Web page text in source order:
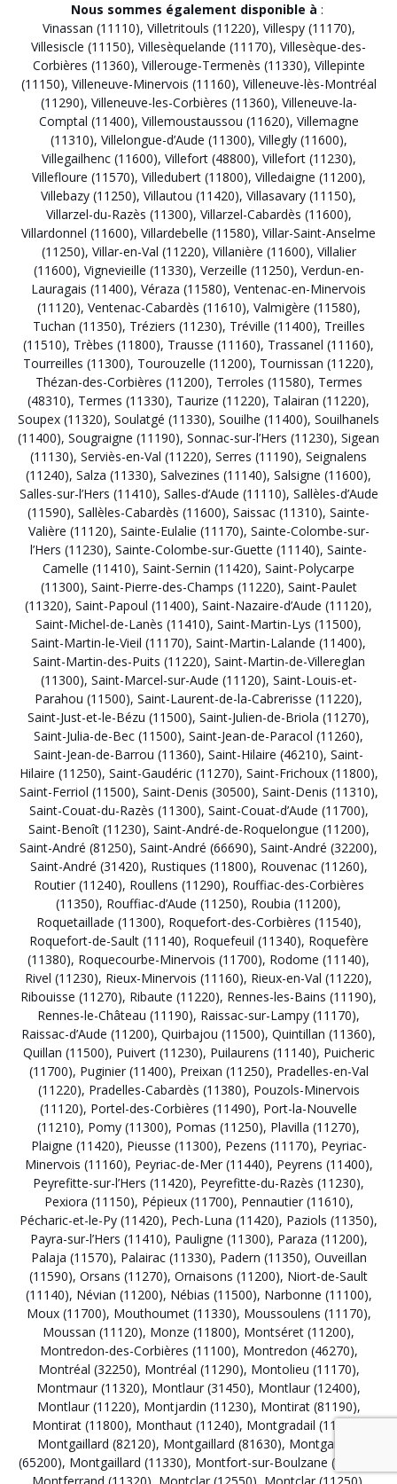
Nous sommes également disponible à :
Vinassan (11110), Villetritouls (11220), Villespy (11170),
Villesiscle (11150), Villesèquelande (11170), Villesèque-des-
Corbières (11360), Villerouge-Termenès (11330), Villepinte
(11150), Villeneuve-Minervois (11160), Villeneuve-lès-Montréal
(11290), Villeneuve-les-Corbières (11360), Villeneuve-la-
Comptal (11400), Villemoustaussou (11620), Villemagne
(11310), Villelongue-d’Aude (11300), Villegly (11600),
Villegailhenc (11600), Villefort (48800), Villefort (11230),
Villefloure (11570), Villedubert (11800), Villedaigne (11200),
Villebazy (11250), Villautou (11420), Villasavary (11150),
Villarzel-du-Razès (11300), Villarzel-Cabardès (11600),
Villardonnel (11600), Villardebelle (11580), Villar-Saint-Anselme
(11250), Villar-en-Val (11220), Villanière (11600), Villalier
(11600), Vignevieille (11330), Verzeille (11250), Verdun-en-
Lauragais (11400), Véraza (11580), Ventenac-en-Minervois
(11120), Ventenac-Cabardès (11610), Valmigère (11580),
Tuchan (11350), Tréziers (11230), Tréville (11400), Treilles
(11510), Trèbes (11800), Trausse (11160), Trassanel (11160),
Tourreilles (11300), Tourouzelle (11200), Tournissan (11220),
Thézan-des-Corbières (11200), Terroles (11580), Termes
(48310), Termes (11330), Taurize (11220), Talairan (11220),
Soupex (11320), Soulatgé (11330), Souilhe (11400), Souilhanels
(11400), Sougraigne (11190), Sonnac-sur-l’Hers (11230), Sigean
(11130), Serviès-en-Val (11220), Serres (11190), Seignalens
(11240), Salza (11330), Salvezines (11140), Salsigne (11600),
Salles-sur-l’Hers (11410), Salles-d’Aude (11110), Sallèles-d’Aude
(11590), Sallèles-Cabardès (11600), Saissac (11310), Sainte-
Valière (11120), Sainte-Eulalie (11170), Sainte-Colombe-sur-
l’Hers (11230), Sainte-Colombe-sur-Guette (11140), Sainte-
Camelle (11410), Saint-Sernin (11420), Saint-Polycarpe
(11300), Saint-Pierre-des-Champs (11220), Saint-Paulet
(11320), Saint-Papoul (11400), Saint-Nazaire-d’Aude (11120),
Saint-Michel-de-Lanès (11410), Saint-Martin-Lys (11500),
Saint-Martin-le-Vieil (11170), Saint-Martin-Lalande (11400),
Saint-Martin-des-Puits (11220), Saint-Martin-de-Villereglan
(11300), Saint-Marcel-sur-Aude (11120), Saint-Louis-et-
Parahou (11500), Saint-Laurent-de-la-Cabrerisse (11220),
Saint-Just-et-le-Bézu (11500), Saint-Julien-de-Briola (11270),
Saint-Julia-de-Bec (11500), Saint-Jean-de-Paracol (11260),
Saint-Jean-de-Barrou (11360), Saint-Hilaire (46210), Saint-
Hilaire (11250), Saint-Gaudéric (11270), Saint-Frichoux (11800),
Saint-Ferriol (11500), Saint-Denis (30500), Saint-Denis (11310),
Saint-Couat-du-Razès (11300), Saint-Couat-d’Aude (11700),
Saint-Benoît (11230), Saint-André-de-Roquelongue (11200),
Saint-André (81250), Saint-André (66690), Saint-André (32200),
Saint-André (31420), Rustiques (11800), Rouvenac (11260),
Routier (11240), Roullens (11290), Rouffiac-des-Corbières
(11350), Rouffiac-d’Aude (11250), Roubia (11200),
Roquetaillade (11300), Roquefort-des-Corbières (11540),
Roquefort-de-Sault (11140), Roquefeuil (11340), Roquefère
(11380), Roquecourbe-Minervois (11700), Rodome (11140),
Rivel (11230), Rieux-Minervois (11160), Rieux-en-Val (11220),
Ribouisse (11270), Ribaute (11220), Rennes-les-Bains (11190),
Rennes-le-Château (11190), Raissac-sur-Lampy (11170),
Raissac-d’Aude (11200), Quirbajou (11500), Quintillan (11360),
Quillan (11500), Puivert (11230), Puilaurens (11140), Puicheric
(11700), Puginier (11400), Preixan (11250), Pradelles-en-Val
(11220), Pradelles-Cabardès (11380), Pouzols-Minervois
(11120), Portel-des-Corbières (11490), Port-la-Nouvelle
(11210), Pomy (11300), Pomas (11250), Plavilla (11270),
Plaigne (11420), Pieusse (11300), Pezens (11170), Peyriac-
Minervois (11160), Peyriac-de-Mer (11440), Peyrens (11400),
Peyrefitte-sur-l’Hers (11420), Peyrefitte-du-Razès (11230),
Pexiora (11150), Pépieux (11700), Pennautier (11610),
Pécharic-et-le-Py (11420), Pech-Luna (11420), Paziols (11350),
Payra-sur-l’Hers (11410), Pauligne (11300), Paraza (11200),
Palaja (11570), Palairac (11330), Padern (11350), Ouveillan
(11590), Orsans (11270), Ornaisons (11200), Niort-de-Sault
(11140), Névian (11200), Nébias (11500), Narbonne (11100),
Moux (11700), Mouthoumet (11330), Moussoulens (11170),
Moussan (11120), Monze (11800), Montséret (11200),
Montredon-des-Corbières (11100), Montredon (46270),
Montréal (32250), Montréal (11290), Montolieu (11170),
Montmaur (11320), Montlaur (31450), Montlaur (12400),
Montlaur (11220), Montjardin (11230), Montirat (81190),
Montirat (11800), Monthaut (11240), Montgradail (11240)
Montgaillard (82120), Montgaillard (81630), Montgaillard
(65200), Montgaillard (11330), Montfort-sur-Boulzane (11140)